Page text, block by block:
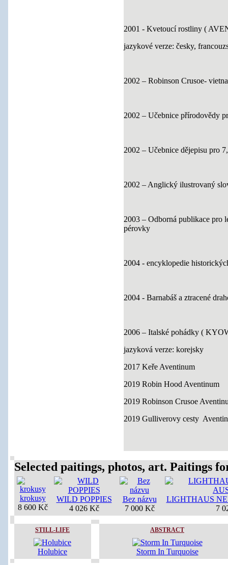
2001 - Kvetoucí rostliny (
jazykové verze: česky,
2002 – Robinson Crusoe-
2002 – Učebnice přírodovědy
2002 – Učebnice dějepisu pro
2002 – Anglický ilustrovaný
2003 – Odborná publikace pro
pérovky
2004 - encyklopedie
2004 - Barnabáš a ztracené
2006 – Italské pohádky (
jazyková verze: korejsky
2017 Keře Aventinum
2019 Robin Hood Aventinum
2019 Robinson Crusoe
2019 Gulliverovy cesty
Selected paitings, photos, art. Paitings
krokusy
8 600 Kč
WILD POPPIES
4 026 Kč
Bez názvu
7 000 Kč
LIGHTHAUS
7
STILL-LIFE
Holubice
ABSTRACT
Storm In Turquoise